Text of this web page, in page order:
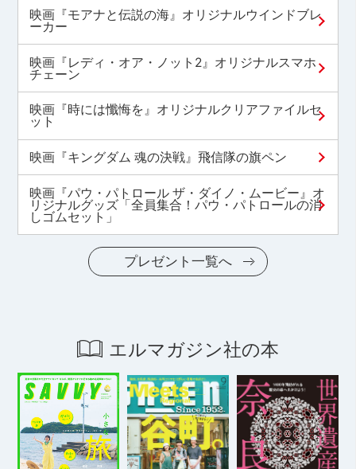
映画『モアナと伝説の海』オリジナルウインドブレ
ーカー
映画『レディ・オア・ノット2』オリジナルスマホ
チェーン
映画『時には懺悔を』オリジナルクリアファイルセ
ット
映画『キングダム 魂の決戦』飛信隊の旗ペン
映画『パウ・パトロール ザ・ダイノ・ムービー』オ
リジナルグッズ「全員集合！パウ・パトロールの消
しゴムセット」
プレゼント一覧へ
エルマガジン社の本